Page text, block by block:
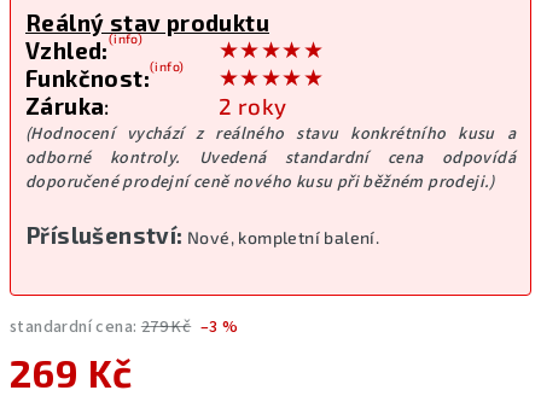
Reálný stav produktu
Vzhled:(info) ★★★★★
Funkčnost:(info) ★★★★★
Záruka: 2 roky
(Hodnocení vychází z reálného stavu konkrétního kusu a
odborné kontroly. Uvedená standardní cena odpovídá
doporučené prodejní ceně nového kusu při běžném prodeji.)
Příslušenství: Nové, kompletní balení.
standardní cena: 279 Kč –3 %
269 Kč